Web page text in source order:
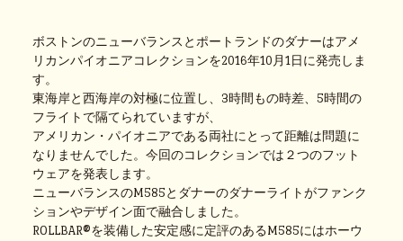
ボストンのニューバランスとポートランドのダナーはアメ
リカンパイオニアコレクションを2016年10月1日に発売しま
す。
東海岸と西海岸の対極に位置し、3時間もの時差、5時間の
フライトで隔てられていますが、
アメリカン・パイオニアである両社にとって距離は問題に
なりませんでした。今回のコレクションでは２つのフット
ウェアを発表します。
ニューバランスのM585とダナーのダナーライトがファンク
ションやデザイン面で融合しました。
ROLLBAR®を装備した安定感に定評のあるM585にはホーウ